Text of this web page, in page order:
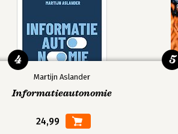
Martijn Aslander
Informatieautonomie
24,99
4 5